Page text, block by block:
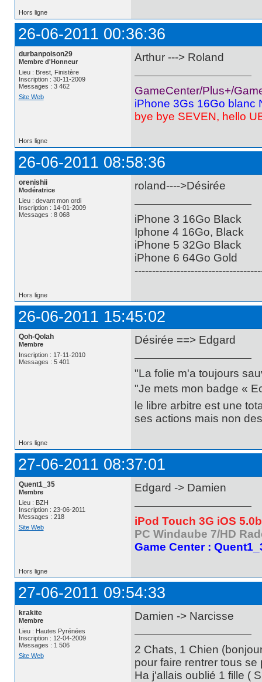
Hors ligne
26-06-2011 00:36:36
durbanpoison29
Membre d'Honneur
Lieu : Brest, Finistère
Inscription : 30-11-2009
Messages : 3 462
Site Web
Arthur ---> Roland
GameCenter/Plus+/
iPhone 3Gs 16Go blanc
bye bye SEVEN, hello
Hors ligne
26-06-2011 08:58:36
orenishii
Modératrice
Lieu : devant mon ordi
Inscription : 14-01-2009
Messages : 8 068
roland---->Désirée
iPhone 3 16Go Black
Iphone 4 16Go, Black
iPhone 5 32Go Black
iPhone 6 64Go Gold
Hors ligne
26-06-2011 15:45:02
Qoh-Qolah
Membre
Inscription : 17-11-2010
Messages : 5 401
Désirée ==> Edgard
"La folie m'a toujours
"Je mets mon badge «
le libre arbitre est une
ses actions mais non
Hors ligne
27-06-2011 08:37:01
Quent1_35
Membre
Lieu : BZH
Inscription : 23-06-2011
Messages : 218
Site Web
Edgard -> Damien
iPod Touch 3G iOS
PC Windaube 7/HD
Game Center :
Hors ligne
27-06-2011 09:54:33
krakite
Membre
Lieu : Hautes Pyrénées
Inscription : 12-04-2009
Messages : 1 506
Site Web
Damien -> Narcisse
2 Chats, 1 Chien
pour faire rentrer tous se
Ha j'allais oublié 1 fille (